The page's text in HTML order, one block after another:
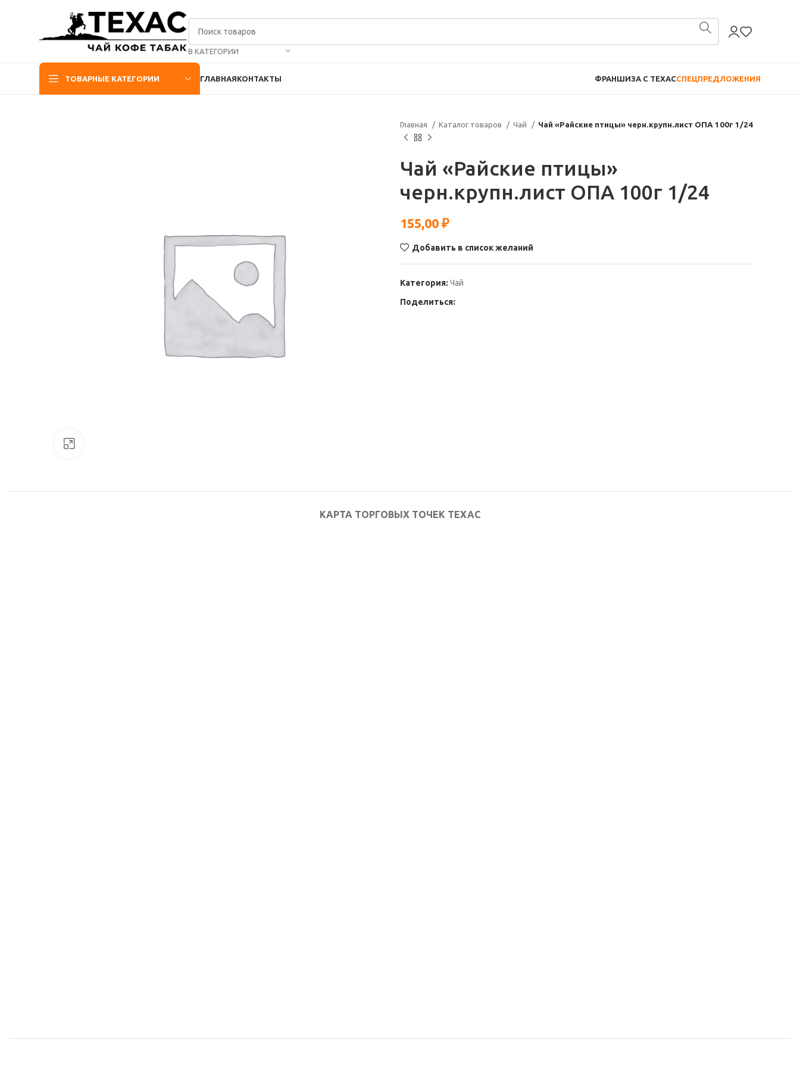
В КАТЕГОРИИ
ТОВАРНЫЕ КАТЕГОРИИ ГЛАВНАЯКОНТАКТЫ ФРАНШИЗА С TEXACСПЕЦПРЕДЛОЖЕНИЯ
Главная Каталог товаров Чай Чай «Райские птицы» черн.крупн.лист ОПА 100г 1/24
Чай «Райские птицы»
черн.крупн.лист ОПА 100г 1/24
155,00 ₽
Добавить в список желаний
Категория: Чай
Поделиться:
КАРТА ТОРГОВЫХ ТОЧЕК ТЕХАС